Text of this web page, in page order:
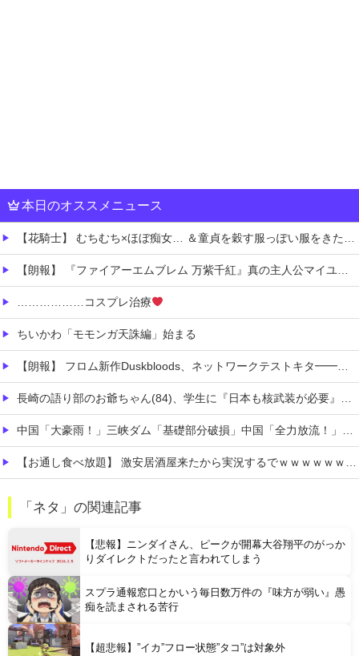
本日のオススメニュース
【花騎士】 むちむち×ほぼ痴女… ＆童貞を穀す服っぽい服をきたホウオウボクへの反応！！！
【朗報】 『ファイアーエムブレム 万紫千紅』真の主人公マイユニはキャラメイクが可能
………………コスプレ治療
ちいかわ「モモンガ天誅編」始まる
【朗報】 フロム新作Duskbloods、ネットワークテストキタ━━━━(゜∀゜)━━━━!!
長崎の語り部のお爺ちゃん(84)、学生に『日本も核武装が必要』と言われびっくり
中国「大豪雨！」三峡ダム「基礎部分破損」中国「全力放流！」台風13号「中国上陸予測」台風15号「中国接近（画像」中国「台風同時上陸！（穀物生産が壊滅危機」→
【お通し食べ放題】 激安居酒屋来たから実況するでｗｗｗｗｗｗｗｗ（画像あり）
Powered by livedoor 相互RSS
「ネタ」の関連記事
【悲報】ニンダイさん、ピークが開幕大谷翔平のがっか
りダイレクトだったと言われてしまう
スプラ通報窓口とかいう毎日数万件の『味方が弱い』愚
痴を読まされる苦行
【超悲報】”イカ”フロー状態”タコ”は対象外